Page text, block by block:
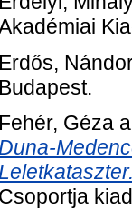
Erdős,
Budapest.
Fehér, Géza
Csoportja